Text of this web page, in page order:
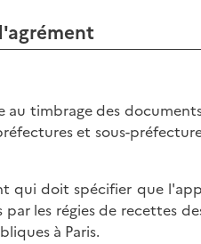
au timbrage des
et sous-
qui doit spécifier que
les régies de recettes
à Paris.